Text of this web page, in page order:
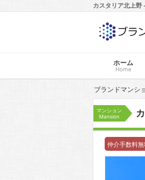
カスタリア北上野
ホーム
Home
ブランドマンシ
マンション
Mansion
仲介手数料